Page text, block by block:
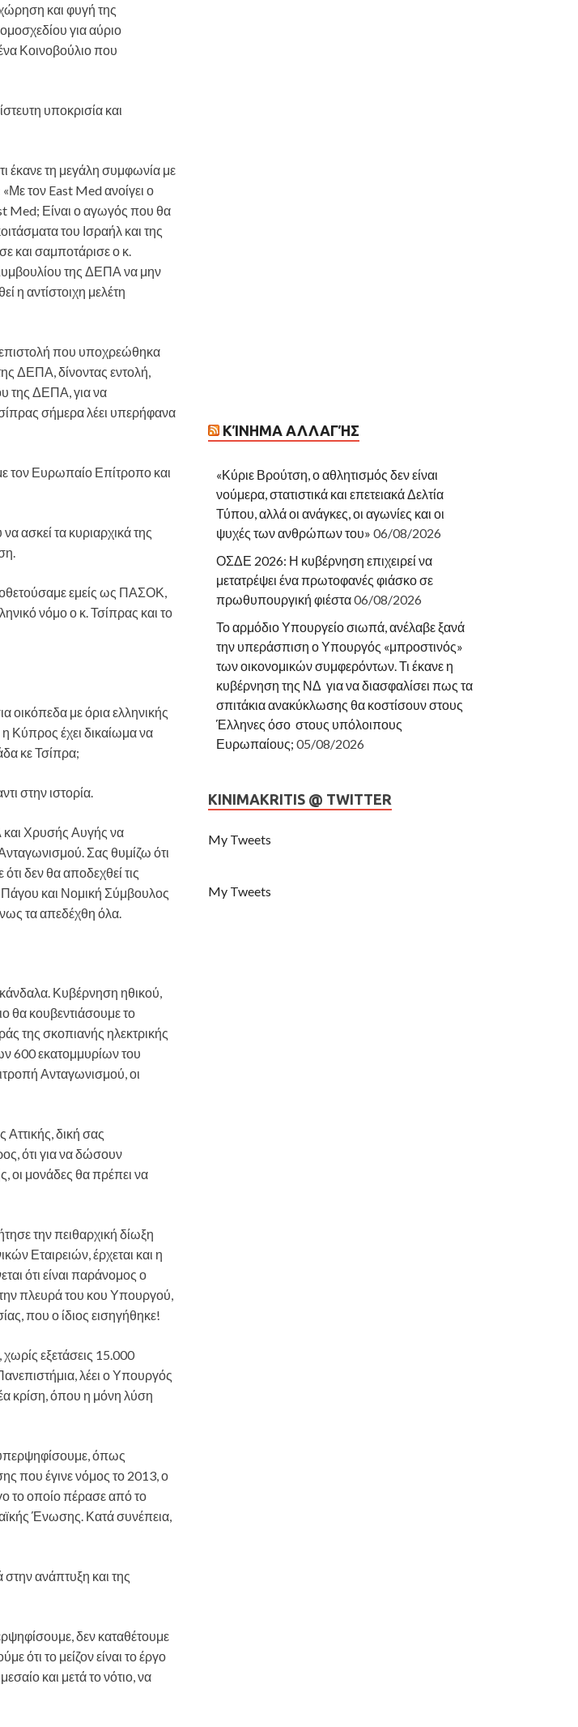
και φυγή της
για αύριο
Κοινοβούλιο που
υποκρισία και
έκανε τη μεγάλη συμφωνία με
τον East Med ανοίγει ο
Med; Είναι ο αγωγός που θα
του Ισραήλ και της
και σαμποτάρισε ο κ.
της ΔΕΠΑ να μην
η αντίστοιχη μελέτη
επιστολή που υποχρεώθηκα
ΔΕΠΑ, δίνοντας εντολή,
της ΔΕΠΑ, για να
σήμερα λέει υπερήφανα
τον Ευρωπαίο Επίτροπο και
ασκεί τα κυριαρχικά της
εμείς ως ΠΑΣΟΚ,
νόμο ο κ. Τσίπρας και το
οικόπεδα με όρια ελληνικής
Κύπρος έχει δικαίωμα να
κε Τσίπρα;
στην ιστορία.
και Χρυσής Αυγής να
Σας θυμίζω ότι
δεν θα αποδεχθεί τις
και Νομική Σύμβουλος
τα απεδέχθη όλα.
Κυβέρνηση ηθικού,
θα κουβεντιάσουμε το
της σκοπιανής ηλεκτρικής
600 εκατομμυρίων του
Ανταγωνισμού, οι
Αττικής, δική σας
ότι για να δώσουν
οι μονάδες θα πρέπει να
την πειθαρχική δίωξη
Εταιρειών, έρχεται και η
ότι είναι παράνομος ο
την πλευρά του κου Υπουργού,
που ο ίδιος εισηγήθηκε!
εξετάσεις 15.000
λέει ο Υπουργός
κρίση, όπου η μόνη λύση
υπερψηφίσουμε, όπως
που έγινε νόμος το 2013, ο
το οποίο πέρασε από το
Ένωσης. Κατά συνέπεια,
ανάπτυξη και της
δεν καταθέτουμε
ότι το μείζον είναι το έργο
και μετά το νότιο, να
ΚΊΝΗΜΑ ΑΛΛΑΓΉΣ
«Κύριε Βρούτση, ο αθλητισμός δεν είναι
νούμερα, στατιστικά και επετειακά Δελτία
Τύπου, αλλά οι ανάγκες, οι αγωνίες και οι
ψυχές των ανθρώπων του» 06/08/2026
ΟΣΔΕ 2026: Η κυβέρνηση επιχειρεί να
μετατρέψει ένα πρωτοφανές φιάσκο σε
πρωθυπουργική φιέστα06/08/2026
Το αρμόδιο Υπουργείο σιωπά, ανέλαβε ξανά
την υπεράσπιση ο Υπουργός «μπροστινός»
των οικονομικών συμφερόντων. Τι έκανε η
κυβέρνηση της ΝΔ για να διασφαλίσει πως τα
σπιτάκια ανακύκλωσης θα κοστίσουν στους
Έλληνες όσο στους υπόλοιπους
Ευρωπαίους; 05/08/2026
KINIMAKRITIS @ TWITTER
My Tweets
My Tweets